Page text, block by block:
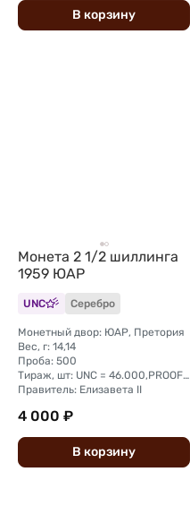
В корзину
Монета 2 1/2 шиллинга
1959 ЮАР
UNC Серебро
Монетный двор: ЮАР, Претория
Вес, г: 14,14
Проба: 500
Тираж, шт: UNC = 46.000,PROOF = 900
Правитель: Елизавета II
4 000 ₽
В корзину